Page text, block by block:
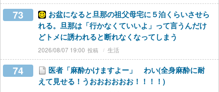
73
お盆になると旦那の祖父母宅に５泊くらいさせら
れる。旦那は「行かなくていいよ」って言うんだけ
どトメに誘われると断れなくなってしまう
2026/08/07 19:00 生活
74
医者「麻酔かけますよー」 わい(全身麻酔に耐
えて見せる！うおおおおおお！！！！)